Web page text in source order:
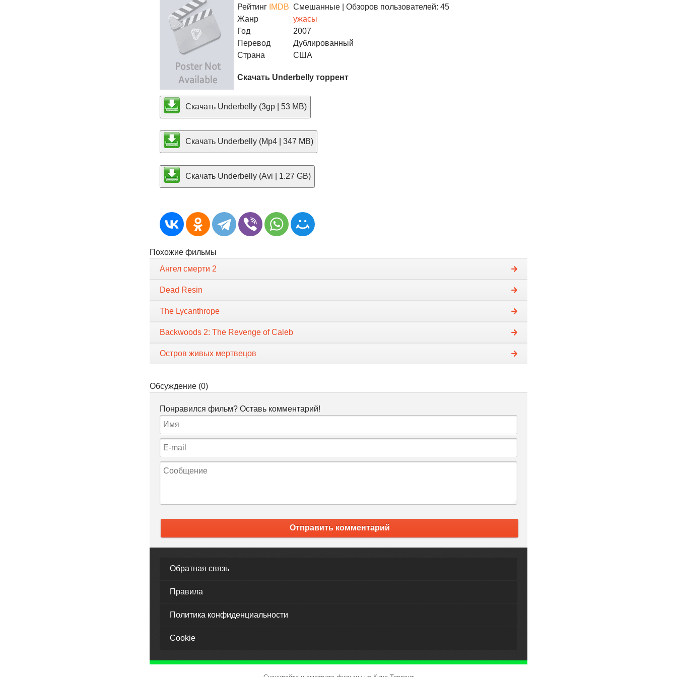
Рейтинг IMDB Смешанные | Обзоров пользователей: 45
Жанр
ужасы
Год
2007
Перевод
Дублированный
Страна
США
Скачать Underbelly торрент
Скачать Underbelly (3gp | 53 MB)
Скачать Underbelly (Mp4 | 347 MB)
Скачать Underbelly (Avi | 1.27 GB)
Похожие фильмы
Ангел смерти 2
Dead Resin
The Lycanthrope
Backwoods 2: The Revenge of Caleb
Остров живых мертвецов
Обсуждение (0)
Понравился фильм? Оставь комментарий!
Отправить комментарий
Обратная связь
Правила
Политика конфиденциальности
Cookie